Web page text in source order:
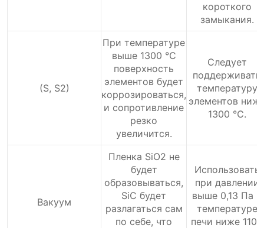
короткого
замыкания.
(S, S2)
При температуре
выше 1300 ℃
поверхность
элементов будет
коррозироваться,
и сопротивление
резко
увеличится.
Следует
поддерживать
температуру
элементов
1300 ℃.
Вакуум
Пленка SiO2 не
будет
образовываться,
SiC будет
разлагаться сам
по себе, что
Использовать
при давлении
выше 0,13 Па и
температуре
печи ниже 1100